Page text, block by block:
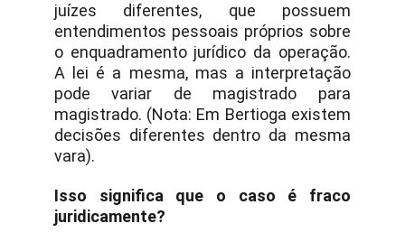
juízes diferentes, que possuem
entendimentos pessoais próprios sobre
o enquadramento jurídico da operação.
A lei é a mesma, mas a interpretação
pode variar de magistrado para
magistrado. (Nota: Em Bertioga existem
decisões diferentes dentro da mesma
vara).
Isso significa que o caso é fraco
juridicamente?